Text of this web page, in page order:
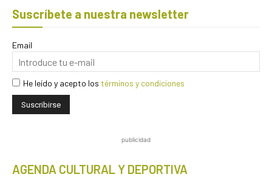
Suscríbete a nuestra newsletter
Email
He leído y acepto los términos y condiciones
publicidad
AGENDA CULTURAL Y DEPORTIVA